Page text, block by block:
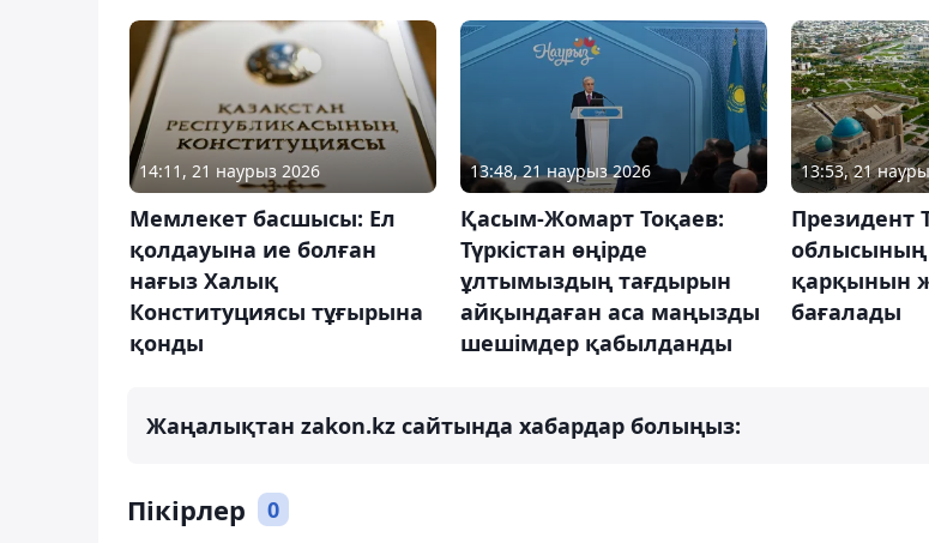
14:11, 21 наурыз 2026
Мемлекет басшысы: Ел
қолдауына ие болған
нағыз Халық
Конституциясы тұғырына
қонды
13:48, 21 наурыз 2026
Қасым-Жомарт Тоқаев:
Түркістан өңірде
ұлтымыздың тағдырын
айқындаған аса маңызды
шешімдер қабылданды
13:53, 21
Президент
қарқынын
бағалады
Жаңалықтан zakon.kz сайтында хабардар болыңыз:
Пікірлер 0